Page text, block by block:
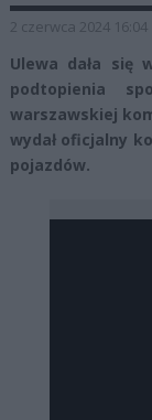
2 czerwca 2024 16:04
Ulewa dała się
podtopienia
warszawskiej
wydał oficjalny
pojazdów.